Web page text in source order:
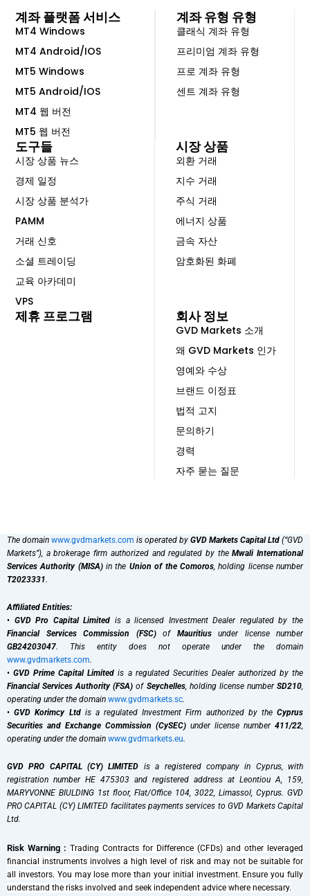
계좌 유형 유형
클래식 계좌 유형
프리미엄 계좌 유형
프로 계좌 유형
센트 계좌 유형
계좌 플랫폼 서비스
MT4 Windows
MT4 Android/IOS
MT5 Windows
MT5 Android/IOS
MT4 웹 버전
MT5 웹 버전
시장 상품
외환 거래
지수 거래
주식 거래
에너지 상품
금속 자산
암호화된 화폐
도구들
시장 상품 뉴스
경제 일정
시장 상품 분석가
PAMM
거래 신호
소셜 트레이딩
교육 아카데미
VPS
회사 정보
GVD Markets 소개
왜 GVD Markets 인가
영예와 수상
브랜드 이정표
법적 고지
문의하기
경력
자주 묻는 질문
제휴 프로그램
The domain www.gvdmarkets.com is operated by GVD Markets Capital Ltd (“GVD
Markets”), a brokerage firm authorized and regulated by theMwali International
Services Authority (MISA)in the Union of the Comoros, holding license number
T2023331.
Affiliated Entities:
• GVD Pro Capital Limited is a licensed Investment Dealer regulated by the
Financial Services Commission (FSC)of Mauritiusunder license number
GB24203047. This entity does not operate under the domain
www.gvdmarkets.com.
•GVD Prime Capital Limited is a regulated Securities Dealer authorized by the
Financial Services Authority (FSA) of Seychelles, holding license numberSD210,
operating under the domain www.gvdmarkets.sc.
•GVD Korimcy Ltdis a regulated Investment Firm authorized by theCyprus
Securities and Exchange Commission (CySEC) under license number 411/22,
operating under the domain www.gvdmarkets.eu.
GVD PRO CAPITAL (CY) LIMITED is a registered company in Cyprus, with
registration number HE 475303 and registered address at Leontiou A, 159,
MARYVONNE BIULDING 1st floor, Flat/Office 104, 3022, Limassol, Cyprus. GVD
PRO CAPITAL (CY) LIMITED facilitates payments services to GVD Markets Capital
Ltd.
Risk Warning : Trading Contracts for Difference (CFDs) and other leveraged
financial instruments involves a high level of risk and may not be suitable for
all investors. You may lose more than your initial investment. Ensure you fully
understand the risks involved and seek independent advice where necessary.